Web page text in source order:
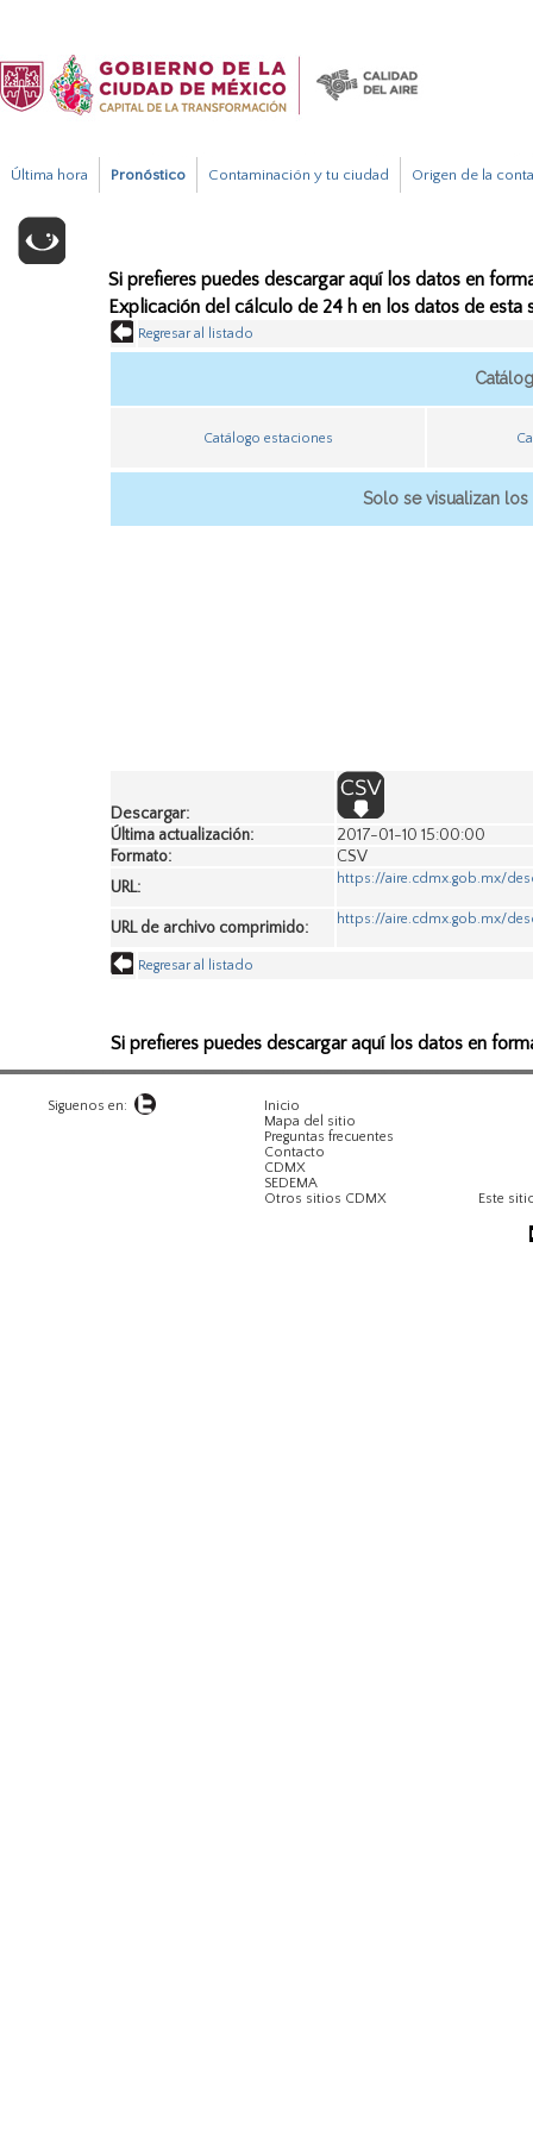
Última hora Pronóstico Contaminación y tu ciudad Origen de la
Si prefieres puedes descargar aquí los datos en
Explicación del cálculo de 24 h en los datos de esta
Regresar al listado
Catálogo estaciones
Solo se visualizan
Descargar:
Última actualización:
2017-01-10 15:00:00
Formato:
CSV
URL:
https://aire.cdmx.gob.mx/
URL de archivo comprimido: https://aire.cdmx.gob.mx/
Regresar al listado
Si prefieres puedes descargar aquí los datos en
Siguenos en:
Inicio
Mapa del sitio
Preguntas frecuentes
Contacto
CDMX
SEDEMA
Otros sitios CDMX
Este